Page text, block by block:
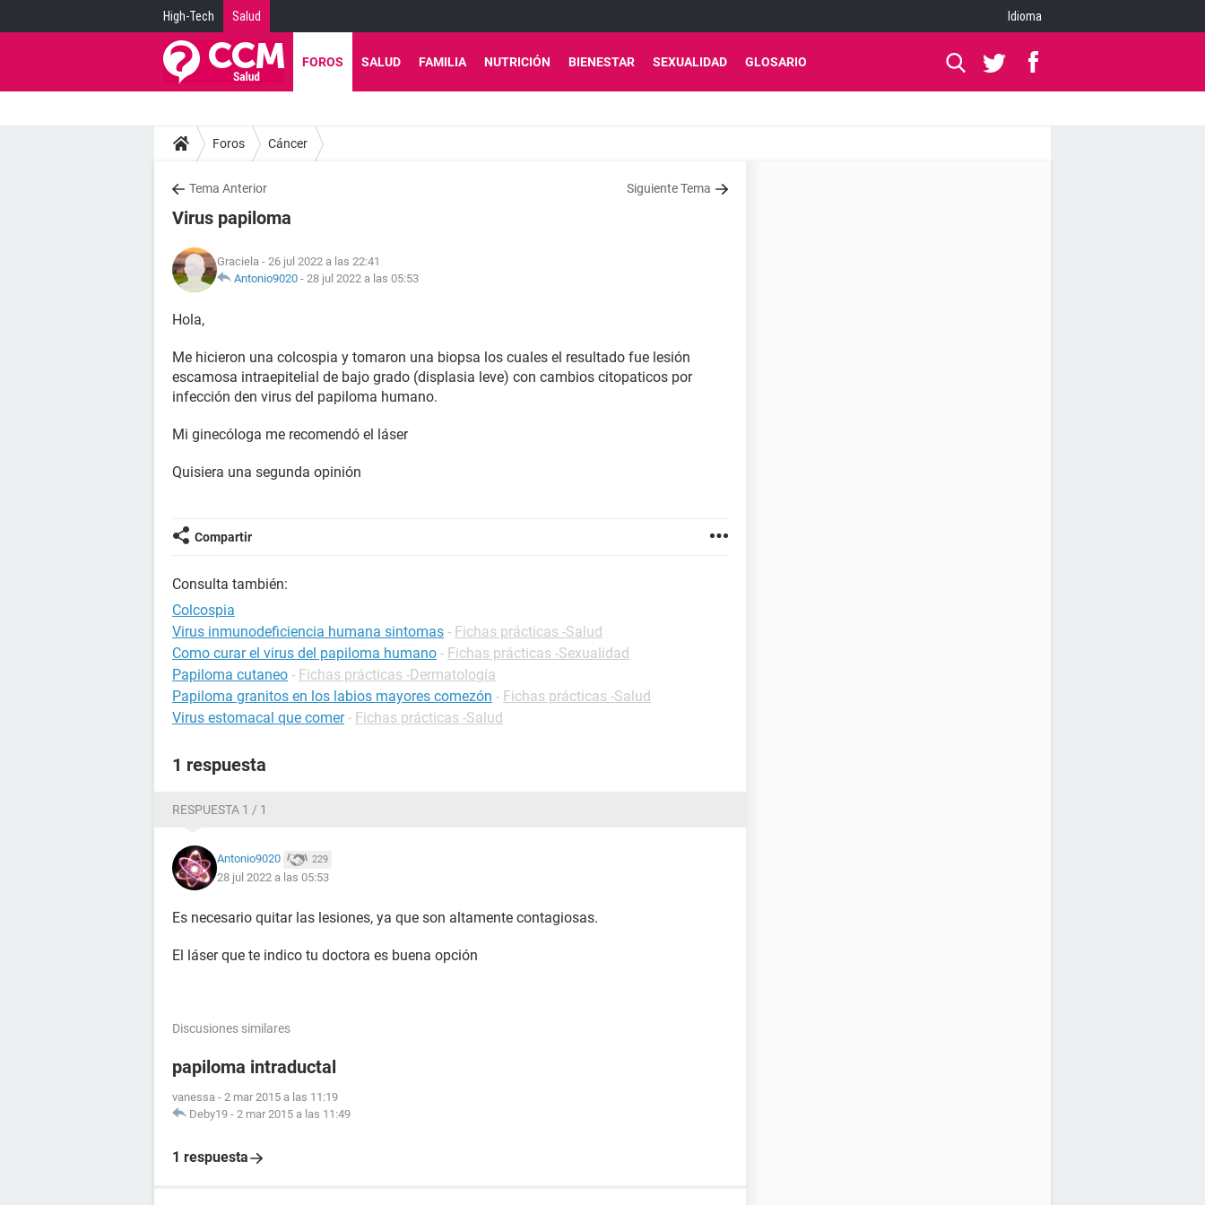
High-Tech Salud Idioma
FOROS SALUD FAMILIA NUTRICIÓN BIENESTAR SEXUALIDAD GLOSARIO
Foros Cáncer
Tema Anterior Siguiente Tema
Virus papiloma
Graciela - 26 jul 2022 a las 22:41
Antonio9020 - 28 jul 2022 a las 05:53
Hola,
Me hicieron una colcospia y tomaron una biopsa los cuales el resultado fue lesión
escamosa intraepitelial de bajo grado (displasia leve) con cambios citopaticos por
infección den virus del papiloma humano.
Mi ginecóloga me recomendó el láser
Quisiera una segunda opinión
Compartir
Consulta también:
Colcospia
Virus inmunodeficiencia humana sintomas - Fichas prácticas -Salud
Como curar el virus del papiloma humano - Fichas prácticas -Sexualidad
Papiloma cutaneo - Fichas prácticas -Dermatología
Papiloma granitos en los labios mayores comezón - Fichas prácticas -Salud
Virus estomacal que comer - Fichas prácticas -Salud
1 respuesta
RESPUESTA 1 / 1
Antonio9020 229
28 jul 2022 a las 05:53
Es necesario quitar las lesiones, ya que son altamente contagiosas.
El láser que te indico tu doctora es buena opción
Discusiones similares
papiloma intraductal
vanessa - 2 mar 2015 a las 11:19
Deby19 - 2 mar 2015 a las 11:49
1 respuesta